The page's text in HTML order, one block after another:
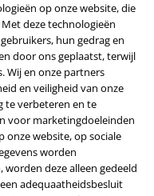
op onze website, die
Met deze technologieën
hun gedrag en
door ons geplaatst, terwijl
Wij en onze partners
en veiligheid van onze
te verbeteren en te
voor marketingdoeleinden
onze website, op sociale
worden
deze alleen gedeeld
adequaatheidsbesluit